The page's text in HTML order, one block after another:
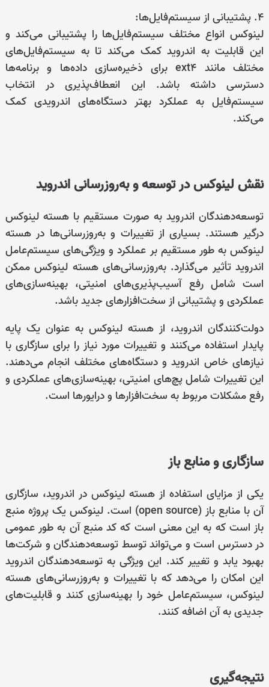
۴. پشتیبانی از سیستم‌فایل‌ها:
لینوکس انواع مختلف سیستم‌فایل‌ها را پشتیبانی می‌کند و
این قابلیت به اندروید کمک می‌کند تا به سیستم‌فایل‌های
مختلف مانند ext4 برای ذخیره‌سازی داده‌ها و برنامه‌ها
دسترسی داشته باشد. این انعطاف‌پذیری در انتخاب
سیستم‌فایل به عملکرد بهتر دستگاه‌های اندرویدی کمک
می‌کند.
نقش لینوکس در توسعه و به‌روزرسانی اندروید
توسعه‌دهندگان اندروید به صورت مستقیم با هسته لینوکس
درگیر هستند. بسیاری از تغییرات و به‌روزرسانی‌ها در هسته
لینوکس به طور مستقیم بر عملکرد و ویژگی‌های سیستم‌عامل
اندروید تأثیر می‌گذارد. به‌روزرسانی‌های هسته لینوکس ممکن
است شامل رفع آسیب‌پذیری‌های امنیتی، بهینه‌سازی‌های
عملکردی و پشتیبانی از سخت‌افزارهای جدید باشد.
دولت‌کنندگان اندروید، از هسته لینوکس به عنوان یک پایه
پایدار استفاده می‌کنند و تغییرات مورد نیاز را برای سازگاری با
نیازهای خاص اندروید و دستگاه‌های مختلف انجام می‌دهند.
این تغییرات شامل پچ‌های امنیتی، بهینه‌سازی‌های عملکردی و
رفع مشکلات مربوط به سخت‌افزارها و درایورها است.
سازگاری و منابع باز
یکی از مزایای استفاده از هسته لینوکس در اندروید، سازگاری
آن با منابع باز (open source) است. لینوکس یک پروژه منبع
باز است که به این معنی است که کد منبع آن به طور عمومی
در دسترس است و می‌تواند توسط توسعه‌دهندگان و شرکت‌ها
بهبود یابد و تغییر کند. این ویژگی به توسعه‌دهندگان اندروید
این امکان را می‌دهد که با تغییرات و به‌روزرسانی‌های هسته
لینوکس، سیستم‌عامل خود را بهینه‌سازی کنند و قابلیت‌های
جدیدی به آن اضافه کنند.
نتیجه‌گیری